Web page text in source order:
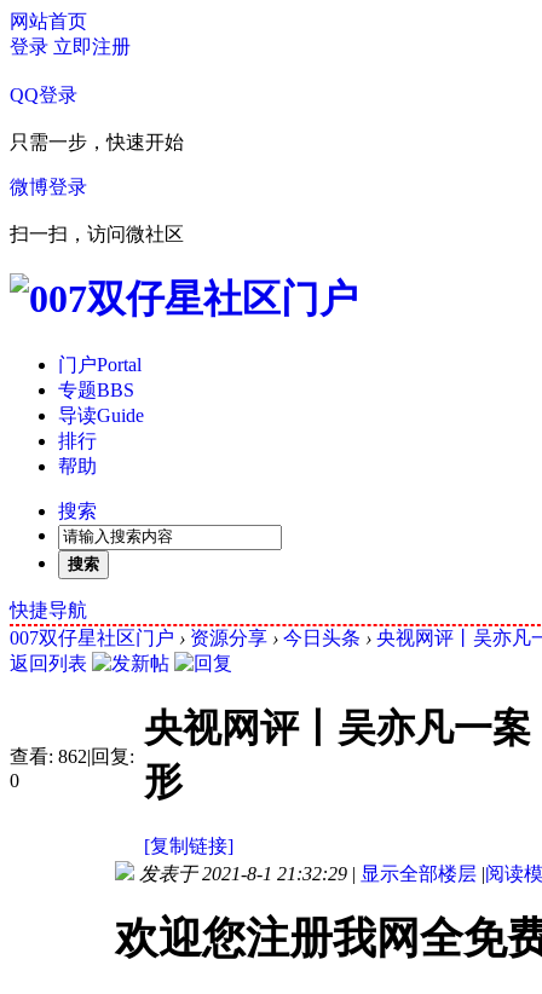
网站首页
登录 立即注册
QQ登录
只需一步，快速开始
微博登录
扫一扫，访问微社区
门户Portal
专题BBS
导读Guide
排行
帮助
搜索
搜索
快捷导航
007双仔星社区门户 › 资源分享 › 今日头条 › 央视网评丨吴亦凡
返回列表
查看: 862|回复:
0
央视网评丨吴亦凡一
形
[复制链接]
发表于 2021-8-1 21:32:29 | 显示全部楼层 |阅读
欢迎您注册我网全免